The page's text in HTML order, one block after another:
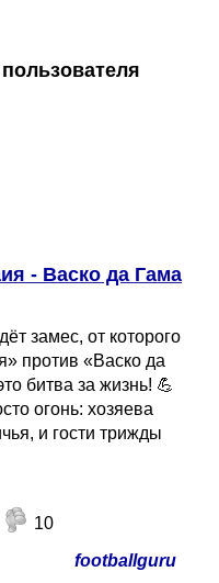
- Васко да Гама
замес, от которого
против «Васко да
битва за жизнь! 💪
огонь: хозяева
и гости трижды
10
footballguru